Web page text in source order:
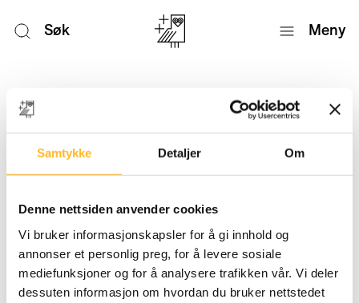
Samtykke Detaljer Om
Denne nettsiden anvender cookies
Vi bruker informasjonskapsler for å gi innhold og
annonser et personlig preg, for å levere sosiale
mediefunksjoner og for å analysere trafikken vår. Vi deler
dessuten informasjon om hvordan du bruker nettstedet
Søk Meny
Nyheter